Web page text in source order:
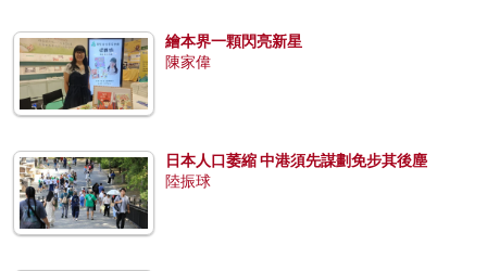
繪本界一顆閃亮新星
陳家偉
日本人口萎縮 中港須先謀劃免步其後塵
陸振球